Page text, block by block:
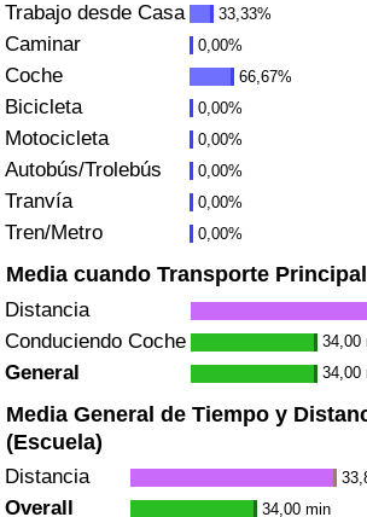
Trabajo desde Casa 33,33%
Caminar 0,00%
Coche 66,67%
Bicicleta 0,00%
Motocicleta 0,00%
Autobús/Trolebús 0,00%
Tranvía 0,00%
Tren/Metro 0,00%
Media cuando Transporte
Distancia
Conduciendo Coche 34,00
General 34,00
Media General de Tiempo y
(Escuela)
Distancia
Overall 34,00 min
Sanidad
Índice de Sanidad (Actual)
Índice de Sanidad
Índice de Sanidad por País
Índice de Contaminación (Actual)
Índice de contaminación
Índice de Contaminación por País